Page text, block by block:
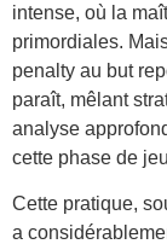
intense, où la
primordiales.
penalty au but
paraît, mêlant
analyse
cette phase de
Cette pratique,
a